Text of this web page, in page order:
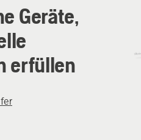
Geräte,
erfüllen